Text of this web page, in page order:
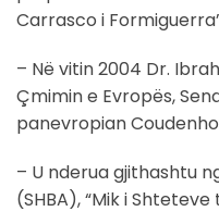
Carrasco i
– Në vitin 2004 Dr.
Çmimin e Evropës,
panevropian
– U nderua gjithashtu
(SHBA), “Mik i